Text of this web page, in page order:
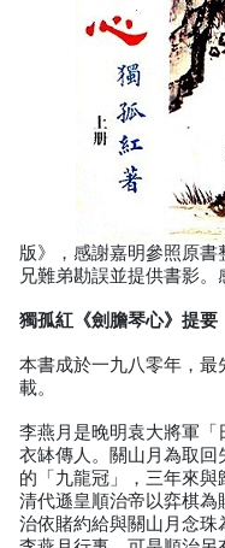
版》，感謝嘉明參照原
兄難弟勘誤並提供書影。
獨孤紅《劍膽琴心》提要
本書成於一九八零年，最
載。
李燕月是晚明袁大將軍「
衣缽傳人。關山月為取回
的「九龍冠」，三年來與
清代遜皇順治帝以弈棋
治依賭約給與關山月念珠